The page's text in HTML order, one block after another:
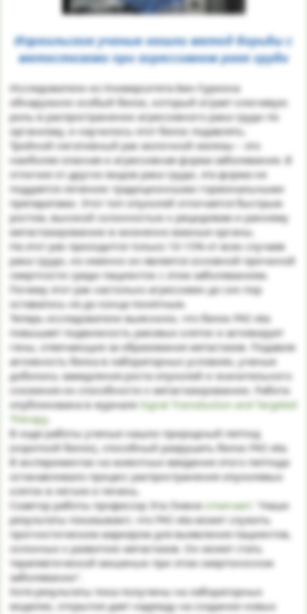
Израильские ученые нашли метод борьбы с
метастазами при агрессивном раке груди
Исследователи из Университета Бен-Гуриона
обнаружили особый белок, который играет ключевую
роль в распространении агрессивного рака груди по
организму, и научились этот белок подавлять.
Тройной негативный рак молочной железы – это
наиболее опасная и агрессивная форма заболевания. В
отличие от других видов рака груди, эта форма не
поддается лечению традиционными гормональными
препаратами. Этот тип опухолей отличается быстрым
ростом, высокой склонностью к рецидивам и раннему
метастазированию в жизненно важные органы.
На этот рак приходится только 10-15% от всех случаев
рака груди, но именно он является основной причиной
смертности среди пациенток с этим заболеванием.
Почему этот рак настолько агрессивен до сих пор
оставалось не до конца понятным.
Теперь исследователи выяснили, что белок PKC-eta
повышает подвижность раковых клеток и активирует
гены, отвечающие за образование метастазов. Подавив
активность белка в лабораторных условиях, ученые
добились замедления роста опухолей и значительного
снижения их способности к метастазированию. Работа
опубликована в журнале Signal Transduction and Targeted
Therapy.
В ходе работы ученые нашли природный пептид
(короткий белок), способный разрушать белок PKC-eta.
В экспериментах на животных введение этого пептида
останавливало процесс распространения опухолевых
клеток в легкие и печень.
Соавтор работы профессор Эта Ливнеотмечает : "Наши
результаты показывают, что PKC-eta может служить
прогностическим маркером для выявления пациентов,
склонных к развитию метастазов. Он может стать
терапевтической мишенью при этом смертоносном
заболевании".
Хотя результаты пока получены на лабораторных
моделях, открытие дает надежду на создание новых